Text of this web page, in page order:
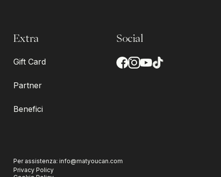
Extra
Gift Card
Partner
Benefici
Social
Per assistenza: info@matyoucan.com
Privacy Policy